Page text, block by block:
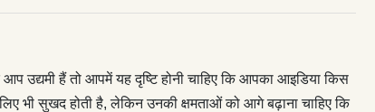
उद्यमी हैं तो आपमें यह दृष्टि होनी चाहिए कि आपका आइडिया किस
भी सुखद होती है, लेकिन उनकी क्षमताओं को आगे बढ़ाना चाहिए कि